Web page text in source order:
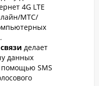
4G LTE
МТС/
делает
данных
помощью SMS